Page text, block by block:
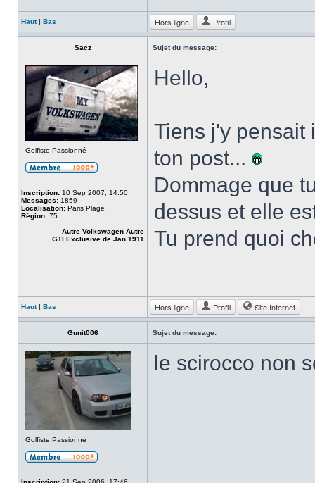
Haut| Bas Hors ligne Profil
Sacz Sujet du message:
Golfiste Passionné
Inscription: 10 Sep 2007, 14:50
Messages: 1859
Localisation: Paris Plage
Région: 75
Autre Volkswagen Autre
GTI Exclusive de Jan 1911
Hello,
Tiens j'y pensait
ton post...
Dommage que
dessus et elle
Tu prend quoi
Haut| Bas Hors ligne Profil Site Internet
Gunit006 Sujet du message:
Golfiste Passionné
le scirocco non